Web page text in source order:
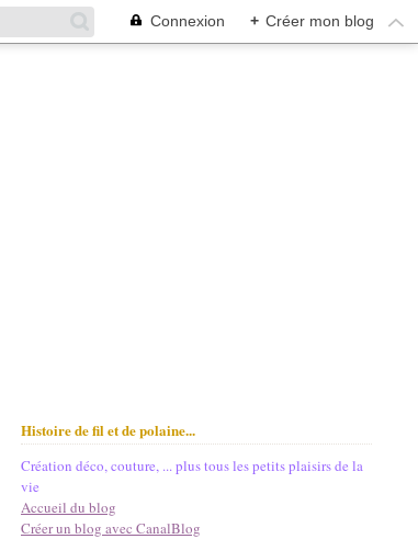
Connexion + Créer mon blog
Histoire de fil et de polaine...
Création déco, couture, ... plus tous les petits plaisirs de la
vie
Accueil du blog
Créer un blog avec CanalBlog